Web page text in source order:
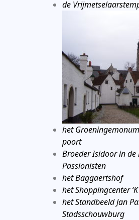
de
het
poort
Broeder Isidoor in de
Passionisten
het Baggaertshof
het Shoppingcenter
het Standbeeld Jan
Stadsschouwburg